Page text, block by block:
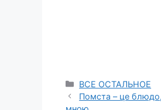
Categories
ВСЕ ОСТАЛЬНОЕ
Помста – це блюдо,